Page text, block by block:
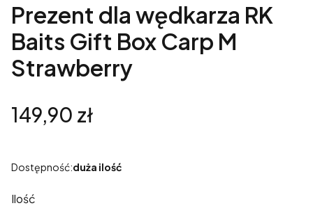
Prezent dla wędkarza RK
Baits Gift Box Carp M
Strawberry
Cena
149,90 zł
Dostępność:duża ilość
Ilość